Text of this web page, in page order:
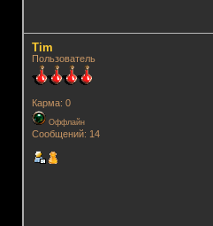
Tim
Пользователь
Карма: 0
Оффлайн
Сообщений: 14